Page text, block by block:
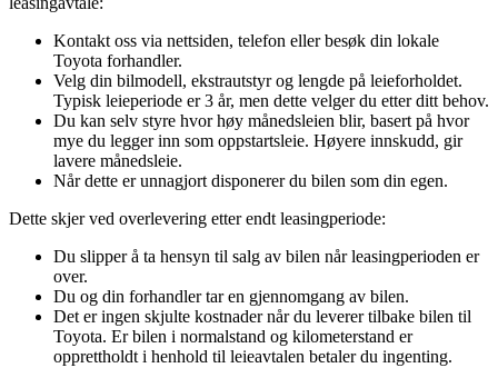
Kontakt oss via nettsiden, telefon eller besøk din lokale
Toyota forhandler.
Velg din bilmodell, ekstrautstyr og lengde på leieforholdet.
Typisk leieperiode er 3 år, men dette velger du etter ditt behov.
Du kan selv styre hvor høy månedsleien blir, basert på hvor
mye du legger inn som oppstartsleie. Høyere innskudd, gir
lavere månedsleie.
Når dette er unnagjort disponerer du bilen som din egen.
Dette skjer ved overlevering etter endt leasingperiode:
Du slipper å ta hensyn til salg av bilen når leasingperioden er
over.
Du og din forhandler tar en gjennomgang av bilen.
Det er ingen skjulte kostnader når du leverer tilbake bilen til
Toyota. Er bilen i normalstand og kilometerstand er
opprettholdt i henhold til leieavtalen betaler du ingenting.